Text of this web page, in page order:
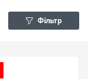
Фільтр